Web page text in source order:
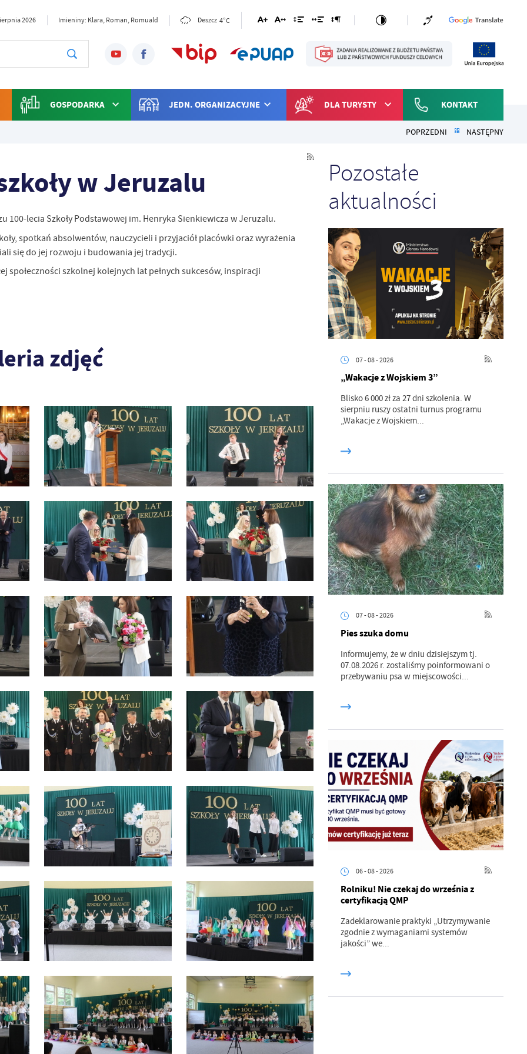
2026 Imieniny: Klara, Roman, Romuald Deszcz 4°C
GOSPODARKA JEDN. ORGANIZACYJNE DLA TURYSTY KONTAKT
POPRZEDNI NASTĘPNY
w Jeruzalu
100-lecia Szkoły Podstawowej im. Henryka Sienkiewicza w Jeruzalu.
spotkań absolwentów, nauczycieli i przyjaciół placówki oraz wyrażenia
się do jej rozwoju i budowania jej tradycji.
społeczności szkolnej kolejnych lat pełnych sukcesów, inspiracji
zdjęć
Pozostałe
aktualności
07 - 08 - 2026
„Wakacje z Wojskiem 3”
Blisko 6 000 zł za 27 dni szkolenia. W
sierpniu ruszy ostatni turnus programu
„Wakacje z Wojskiem...
07 - 08 - 2026
Pies szuka domu
Informujemy, że w dniu dzisiejszym tj.
07.08.2026 r. zostaliśmy poinformowani o
przebywaniu psa w miejscowości...
06 - 08 - 2026
Rolniku! Nie czekaj do września z
certyfikacją QMP
Zadeklarowanie praktyki „Utrzymywanie
zgodnie z wymaganiami systemów
jakości” we...
Twoją prywatność. Możesz zmienić ustawienia cookies lub zaakceptować je
W dowolnym momencie możesz dokonać zmiany swoich ustawień.
Ci komfortowe korzystanie z oferowanych przez nas usług.
cookies odpowiadają na podejmowane przez Ciebie działania w celu m.in. dostosowania
ustawień preferencji prywatności, logowania czy wypełniania formularzy. Dzięki plikom
strona, z której korzystasz, może działać bez zakłóceń.
i personalizacyjne
typu pliki cookies umożliwiają stronie internetowej zapamiętanie wprowadzonych przez
ustawień oraz personalizację określonych funkcjonalności czy prezentowanych treści.
strony poprzez dopasowanie jej do Twoich indywidualnych preferencji. Wyrażenie
na funkcjonalne i personalizacyjne pliki cookies gwarantuje dostępność większej ilości
na stronie.
pliki cookies pomagają nam rozwijać się i dostosowywać do Twoich potrzeb.
analityczne pozwalają na uzyskanie informacji w zakresie wykorzystywania witryny
miejsca oraz częstotliwości, z jaką odwiedzane są nasze serwisy www. Dane
ZAPISZ WYBRANE
ZEZWÓL NA WSZYSTKIE